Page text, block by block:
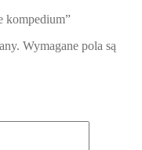
kompedium”
Wymagane pola są